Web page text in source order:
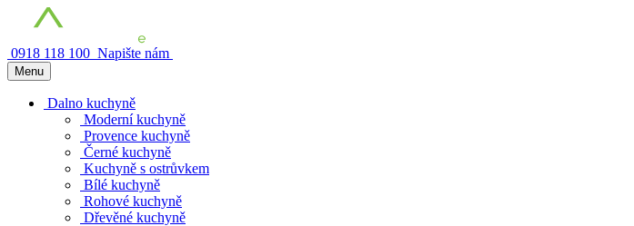
0918 118 100 Napište nám
Menu
Dalno kuchyně
Moderní kuchyně
Provence kuchyně
Černé kuchyně
Kuchyně s ostrůvkem
Bílé kuchyně
Rohové kuchyně
Dřevěné kuchyně